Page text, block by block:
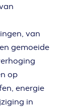
van
gemoeide
op
energie
in